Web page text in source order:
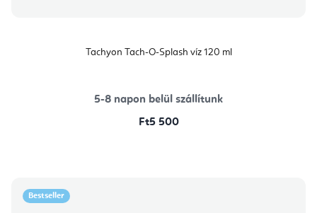
Tachyon Tach-O-Splash víz 120 ml
5-8 napon belül szállítunk
Ft5 500
Bestseller